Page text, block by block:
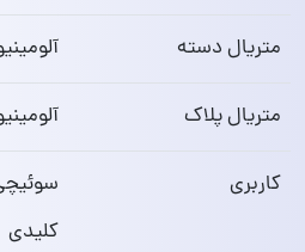
متریال دسته
متریال پلاک
کاربری
کلیدی